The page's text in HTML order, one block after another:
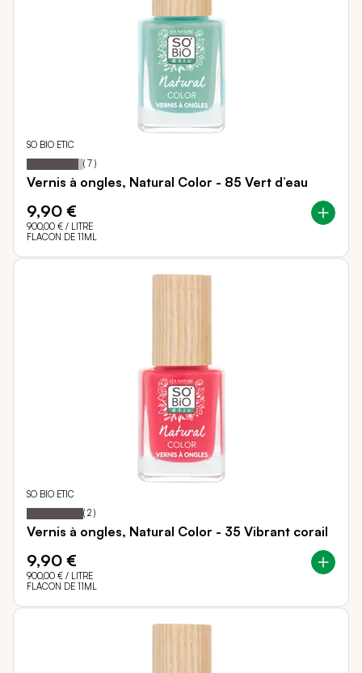
SO BIO ETIC
Notation: 91
% of
( 7 )
Vernis à ongles, Natural Color - 85 Vert d’eau
9,90 €
900,00 € / LITRE
FLACON DE 11ML
SO BIO ETIC
Notation: 100
% of
( 2 )
Vernis à ongles, Natural Color - 35 Vibrant corail
9,90 €
900,00 € / LITRE
FLACON DE 11ML